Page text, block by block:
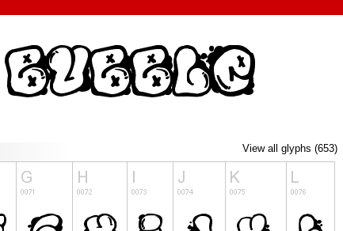
View all glyphs (653)